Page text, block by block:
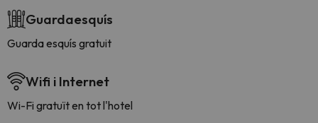
Guardaesquís
Guarda esquís gratuit
Wifi i Internet
Wi-Fi gratuït en tot l'hotel